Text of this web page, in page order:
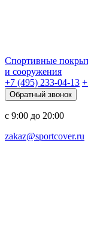
Спортивные
и сооружения
+7 (495) 233-04-13
Обратный звонок
с 9:00 до 20:00
zakaz@sportcover.ru